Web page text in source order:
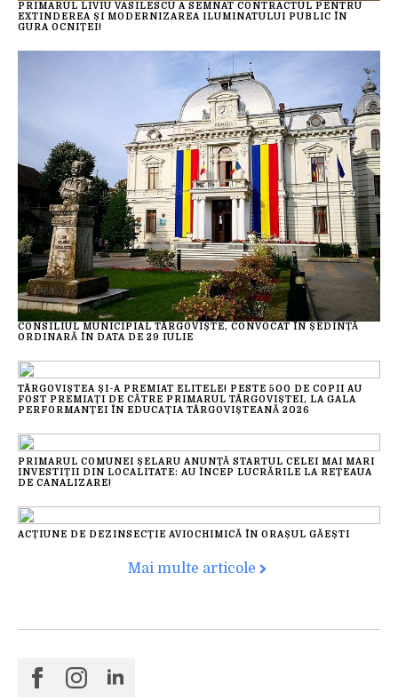
PRIMARUL LIVIU VASILESCU A SEMNAT CONTRACTUL PENTRU
EXTINDEREA ȘI MODERNIZAREA ILUMINATULUI PUBLIC ÎN
GURA OCNIȚEI!
CONSILIUL MUNICIPIAL TÂRGOVIȘTE, CONVOCAT ÎN ȘEDINȚĂ
ORDINARĂ ÎN DATA DE 29 IULIE
TÂRGOVIȘTEA ȘI-A PREMIAT ELITELE! PESTE 500 DE COPII AU
FOST PREMIAȚI DE CĂTRE PRIMARUL TÂRGOVIȘTEI, LA GALA
PERFORMANȚEI ÎN EDUCAȚIA TÂRGOVIȘTEANĂ 2026
PRIMARUL COMUNEI ȘELARU ANUNȚĂ STARTUL CELEI MAI MARI
INVESTIȚII DIN LOCALITATE: AU ÎNCEP LUCRĂRILE LA REȚEAUA
DE CANALIZARE!
ACȚIUNE DE DEZINSECȚIE AVIOCHIMICĂ ÎN ORAȘUL GĂEȘTI
Mai multe articole